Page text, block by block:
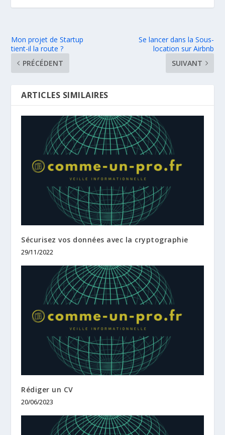
Mon projet de Startup
tient-il la route ?
PRÉCÉDENT
Se lancer dans la Sous-
location sur Airbnb
SUIVANT
ARTICLES SIMILAIRES
Sécurisez vos données avec la cryptographie
29/11/2022
Rédiger un CV
20/06/2023